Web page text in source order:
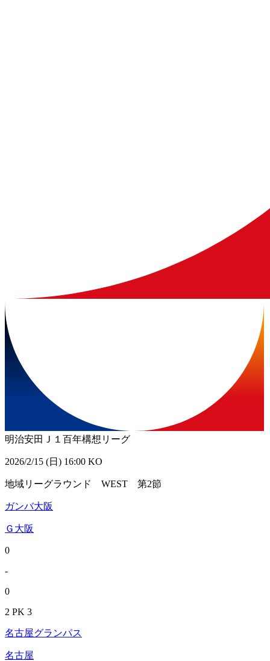
明治安田Ｊ１百年構想リーグ
2026/2/15 (日) 16:00 KO
地域リーグラウンド WEST 第2節
ガンバ大阪
Ｇ大阪
0
-
0
2 PK 3
名古屋グランパス
名古屋